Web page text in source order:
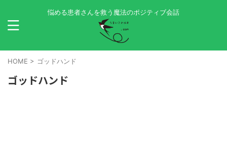
悩める患者さんを救う魔法のポジティブ会話
HOME > ゴッドハンド
ゴッドハンド